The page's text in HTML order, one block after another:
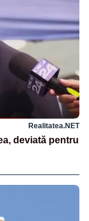
Realitatea.NET
deviată pentru